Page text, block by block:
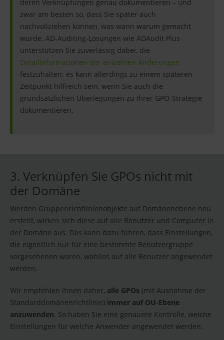
deren Verknüpfungen genau dokumentieren – und
zwar am besten so, dass Sie später auch
nachvollziehen können, was wann warum gemacht
wurde. AD-Auditing-Lösungen wie ADAudit Plus
unterstützen Sie zuverlässig dabei, die
Detailinformationen der einzelnen Änderungen
festzuhalten; es kann allerdings zu einem späteren
Zeitpunkt hilfreich sein, wenn Sie auch die
grundsätzlichen Überlegungen zu Ihrer GPO-Strategie
dokumentieren.
3. Verknüpfen Sie GPOs nicht mit
der Domäne
Werden Gruppenrichtlinienobjekte auf Domänenebene neu
erstellt, wirken sich diese auf alle Benutzer und Computer in
der Domäne aus. Das kann dazu führen, dass Einstellungen,
die eigentlich nur für eine bestimmte Benutzergruppe
vorgesehenen waren, wahllos auf alle Benutzer angewendet
werden.
Wir empfehlen Ihnen daher, alle GPOs (mit Ausnahme der
Standarddomänenrichtlinie) immer auf OU-Ebene
anzuwenden. So haben Sie eine genauere Kontrolle, welche
Einstellungen für welche Anwender angewendet werden.